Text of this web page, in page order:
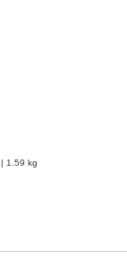
1.59 kg